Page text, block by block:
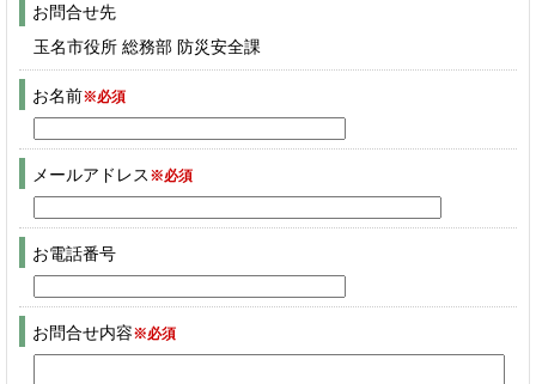
お問合せ先
玉名市役所 総務部 防災安全課
お名前※必須
メールアドレス ※必須
お電話番号
お問合せ内容※必須